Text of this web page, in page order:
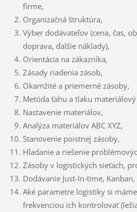
firme,
Organizačná štruktúra,
Výber dodávateľov (cena, čas,
doprava, ďalšie náklady),
Orientácia na zákazníka,
Zásady riadenia zásob,
Okamžité a priemerné zásoby,
Metóda ťahu a tlaku
Nastavenie materiálov,
Analýza materiálov ABC XYZ,
Stanovenie poistnej zásoby,
Hľadanie a riešenie
Zásoby v logistických sieťach,
Dodávanie Just-In-time, Kanban,
Aké parametre logistiky si
frekvenciou ich kontrolovať